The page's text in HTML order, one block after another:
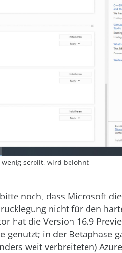
scrollt, wird belohnt
noch, dass Microsoft
nicht für den
hat die Version 16.9
in der Betaphase
weit verbreiteten)